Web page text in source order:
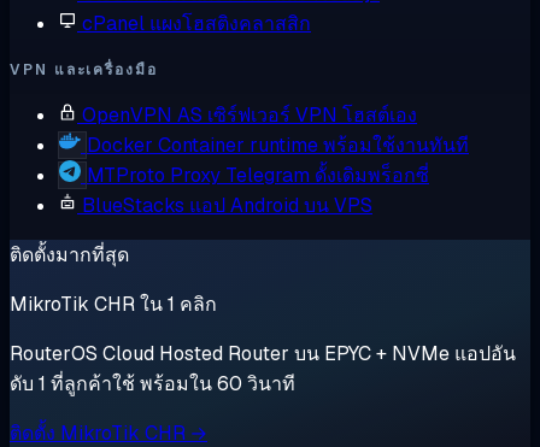
cPanel แผงโฮสติงคลาสสิก
VPN และเครื่องมือ
OpenVPN AS เซิร์ฟเวอร์ VPN โฮสต์เอง
Docker Container runtime พร้อมใช้งานทันที
MTProto Proxy Telegram ดั้งเดิมพร็อกซี่
BlueStacks แอป Android บน VPS
ติดตั้งมากที่สุด
MikroTik CHR ใน 1 คลิก
RouterOS Cloud Hosted Router บน EPYC + NVMe แอปอัน
ดับ 1 ที่ลูกค้าใช้ พร้อมใน 60 วินาที
ติดตั้ง MikroTik CHR →